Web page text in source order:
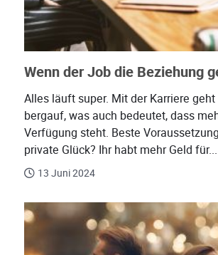
Wenn der Job die Beziehung
Alles läuft super. Mit der Karriere
bergauf, was auch bedeutet, dass
Verfügung steht. Beste
private Glück? Ihr habt mehr Geld für...
13 Juni 2024